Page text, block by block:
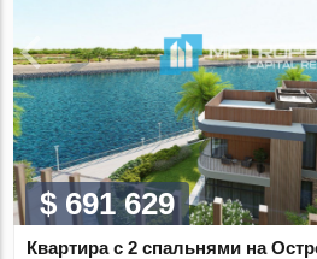
$ 691 629
Квартира с 2 спальнями на